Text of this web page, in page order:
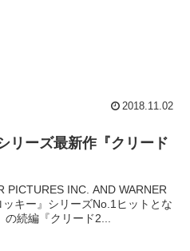
2018.11.02
リーズ最新作『クリード
INC. AND WARNER
キー』シリーズNo.1ヒットとな
続編『クリード2...